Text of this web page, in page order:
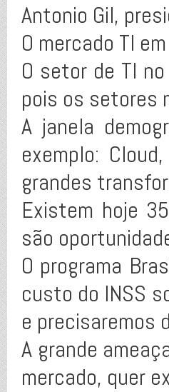
Antonio Gil,
O mercado TI
O setor de TI
pois os setores
A janela
exemplo:
grandes
Existem hoje
são
O programa
custo do INSS
e precisaremos
A grande
mercado, quer